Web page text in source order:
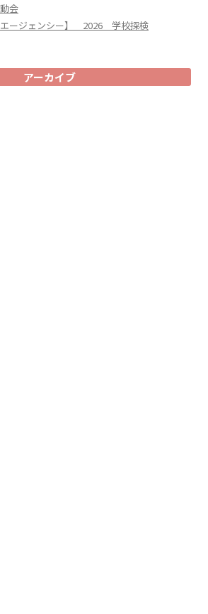
会
エージェンシー】 2026 学校探検
アーカイブ